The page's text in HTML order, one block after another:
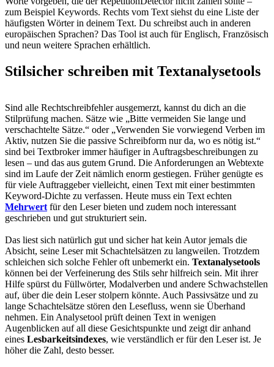
zum Beispiel Keywords. Rechts vom Text siehst du eine Liste der
häufigsten Wörter in deinem Text. Du schreibst auch in anderen
europäischen Sprachen? Das Tool ist auch für Englisch, Französisch
und neun weitere Sprachen erhältlich.
Stilsicher schreiben mit Textanalysetools
Sind alle Rechtschreibfehler ausgemerzt, kannst du dich an die
Stilprüfung machen. Sätze wie „Bitte vermeiden Sie lange und
verschachtelte Sätze.“ oder „Verwenden Sie vorwiegend Verben im
Aktiv, nutzen Sie die passive Schreibform nur da, wo es nötig ist.“
sind bei Textbroker immer häufiger in Auftragsbeschreibungen zu
lesen – und das aus gutem Grund. Die Anforderungen an Webtexte
sind im Laufe der Zeit nämlich enorm gestiegen. Früher genügte es
für viele Auftraggeber vielleicht, einen Text mit einer bestimmten
Keyword-Dichte zu verfassen. Heute muss ein Text echten
Mehrwertfür den Leser bieten und zudem noch interessant
geschrieben und gut strukturiert sein.
Das liest sich natürlich gut und sicher hat kein Autor jemals die
Absicht, seine Leser mit Schachtelsätzen zu langweilen. Trotzdem
schleichen sich solche Fehler oft unbemerkt ein. Textanalysetools
können bei der Verfeinerung des Stils sehr hilfreich sein. Mit ihrer
Hilfe spürst du Füllwörter, Modalverben und andere Schwachstellen
auf, über die dein Leser stolpern könnte. Auch Passivsätze und zu
lange Schachtelsätze stören den Lesefluss, wenn sie Überhand
nehmen. Ein Analysetool prüft deinen Text in wenigen
Augenblicken auf all diese Gesichtspunkte und zeigt dir anhand
eines Lesbarkeitsindexes, wie verständlich er für den Leser ist. Je
höher die Zahl, desto besser.